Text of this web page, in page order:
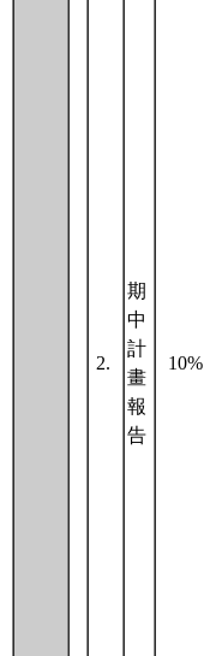
2.
期
中
計
畫
報
告
10%